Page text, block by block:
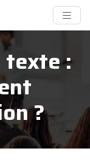
texte :
?